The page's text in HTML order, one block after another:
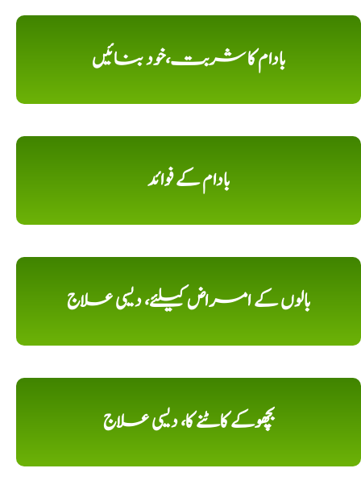
بادام کا شربت،خود بنائیں
بادام کے فوائد
بالوں کے امراض کیلئے، دیسی علاج
بچھوکے کاٹنے کا، دیسی علاج